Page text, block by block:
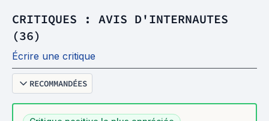
CRITIQUES : AVIS D'INTERNAUTES
(36)
Écrire une critique
RECOMMANDÉES